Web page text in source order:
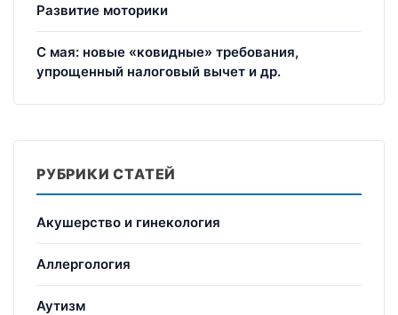
Развитие моторики
С мая: новые «ковидные» требования,
упрощенный налоговый вычет и др.
РУБРИКИ СТАТЕЙ
Акушерство и гинекология
Аллергология
Аутизм